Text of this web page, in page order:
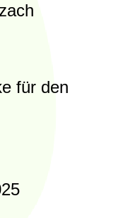
für den